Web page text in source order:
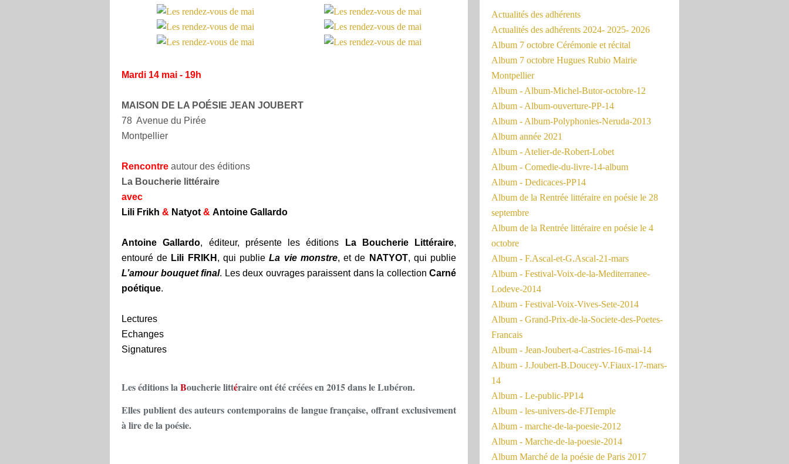
Mardi 14 mai - 19h
MAISON DE LA POÉSIE JEAN JOUBERT
78 Avenue du Pirée
Montpellier
Rencontre autour des éditions
La Boucherie littéraire
avec
Lili Frikh & Natyot & Antoine Gallardo
Antoine Gallardo, éditeur, présente les éditions La Boucherie Littéraire,
entouré de Lili FRIKH , qui publieLa vie monstre, et de NATYOT, qui publie
L’amour bouquet final. Les deux ouvrages paraissent dans la collection Carné
poétique.
Lectures
Echanges
Signatures
Les éditions laBoucherie littéraire ont été créées en 2015 dans le Lubéron.
Elles publient des auteurs contemporains de langue française, offrant exclusivement
à lire de la poésie.
Actualités des adhérents
Actualités des adhérents 2024- 2025- 2026
Album 7 octobre Cérémonie et récital
Album 7 octobre Hugues Rubio Mairie
Montpellier
Album - Album-Michel-Butor-octobre-12
Album - Album-ouverture-PP-14
Album - Album-Polyphonies-Neruda-2013
Album année 2021
Album - Atelier-de-Robert-Lobet
Album - Comedie-du-livre-14-album
Album - Dedicaces-PP14
Album de la Rentrée littéraire en poésie le 28
septembre
Album de la Rentrée littéraire en poésie le 4
octobre
Album - F.Ascal-et-G.Ascal-21-mars
Album - Festival-Voix-de-la-Mediterranee-
Lodeve-2014
Album - Festival-Voix-Vives-Sete-2014
Album - Grand-Prix-de-la-Societe-des-Poetes-
Francais
Album - Jean-Joubert-a-Castries-16-mai-14
Album - J.Joubert-B.Doucey-V.Fiaux-17-mars-
14
Album - Le-public-PP14
Album - les-univers-de-FJTemple
Album - marche-de-la-poesie-2012
Album - Marche-de-la-poesie-2014
Album Marché de la poésie de Paris 2017